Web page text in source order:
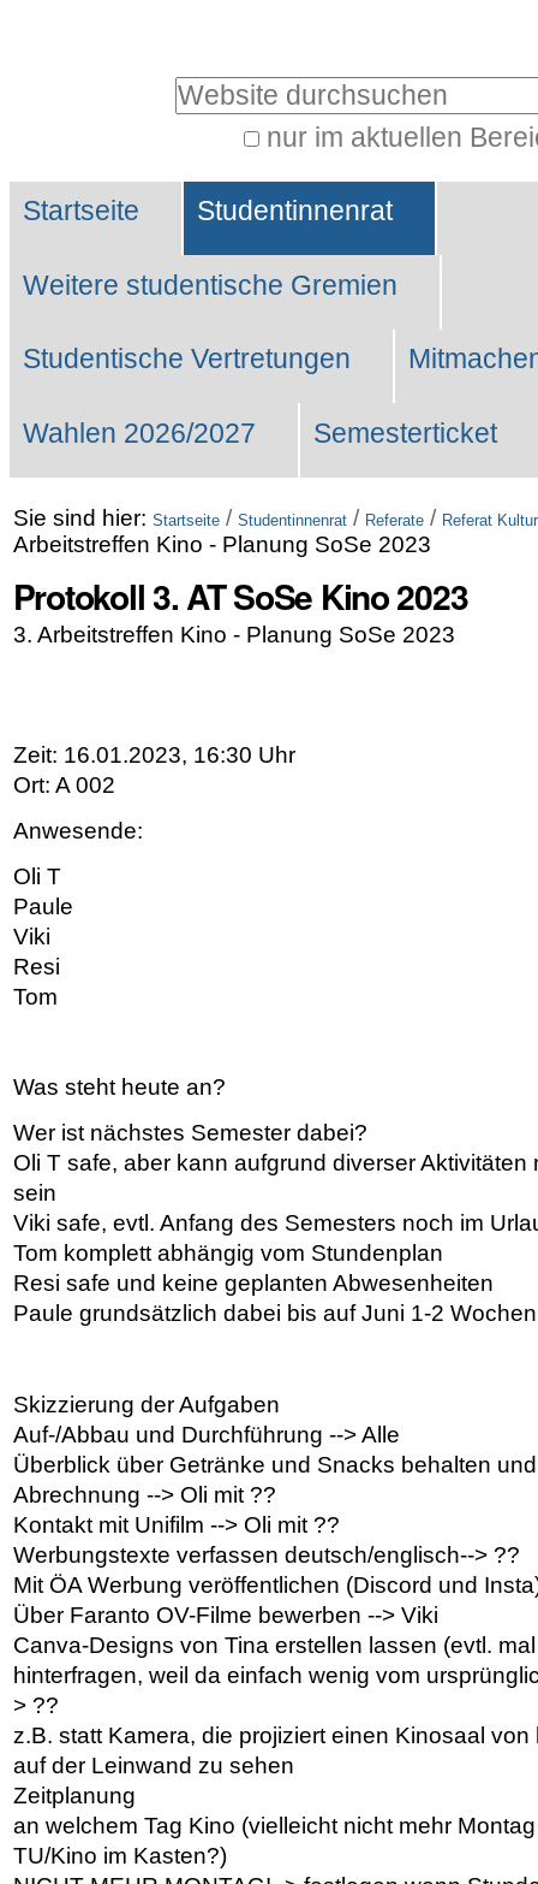
Website durchsuchen
nur im aktuellen
Suche…
Sektionen
Startseite Studentinnenrat
Weitere studentische Gremien
Studentische Vertretungen
Wahlen 2026/2027 Semesterticket
Sie sind hier: Startseite / Studentinnenrat / Referate / Referat Kultur
Arbeitstreffen Kino - Planung SoSe 2023
Protokoll 3. AT SoSe Kino 2023
3. Arbeitstreffen Kino - Planung SoSe 2023
Zeit: 16.01.2023, 16:30 Uhr
Ort: A 002
Anwesende:
Oli T
Paule
Viki
Resi
Tom
Was steht heute an?
Wer ist nächstes Semester dabei?
Oli T safe, aber kann aufgrund diverser
sein
Viki safe, evtl. Anfang des Semesters noch im
Tom komplett abhängig vom Stundenplan
Resi safe und keine geplanten Abwesenheiten
Paule grundsätzlich dabei bis auf Juni 1-2 Wochen
Skizzierung der Aufgaben
Auf-/Abbau und Durchführung --> Alle
Überblick über Getränke und Snacks behalten
Abrechnung --> Oli mit ??
Kontakt mit Unifilm --> Oli mit ??
Werbungstexte verfassen deutsch/englisch--> ??
Mit ÖA Werbung veröffentlichen (Discord und
Über Faranto OV-Filme bewerben --> Viki
Canva-Designs von Tina erstellen lassen (evtl.
hinterfragen, weil da einfach wenig vom
> ??
z.B. statt Kamera, die projiziert einen Kinosaal
auf der Leinwand zu sehen
Zeitplanung
an welchem Tag Kino (vielleicht nicht mehr
TU/Kino im Kasten?)